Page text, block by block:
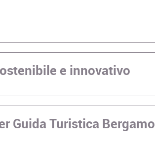
e innovativo
Guida Turistica Bergamo